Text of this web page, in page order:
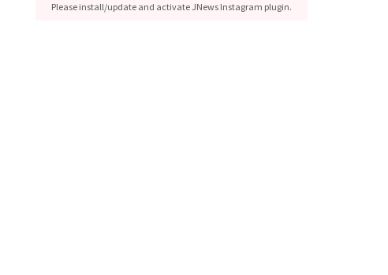
Please install/update and activate JNews Instagram plugin.